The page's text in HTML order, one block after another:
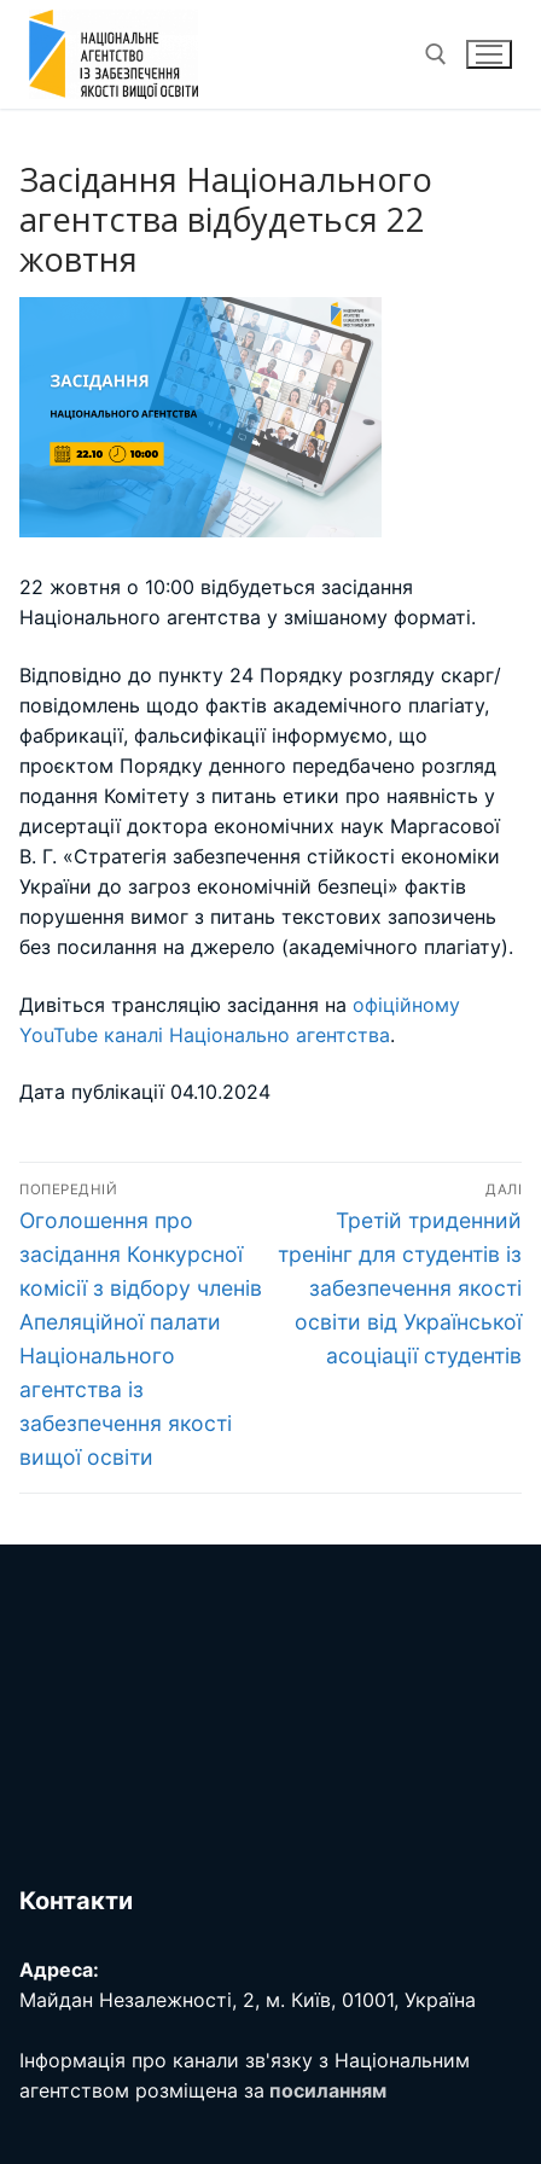
Перейти
вмісту
Засідання Національного
агентства відбудеться 22
жовтня
22 жовтня о 10:00 відбудеться засідання
Національного агентства у змішаному форматі.
Відповідно до пункту 24 Порядку розгляду скарг/
повідомлень щодо фактів академічного плагіату,
фабрикації, фальсифікації інформуємо, що
проєктом Порядку денного передбачено розгляд
подання Комітету з питань етики про наявність у
дисертації доктора економічних наук Маргасової
В. Г. «Стратегія забезпечення стійкості економіки
України до загроз економічній безпеці» фактів
порушення вимог з питань текстових запозичень
без посилання на джерело (академічного плагіату).
Дивіться трансляцію засідання на офіційному
YouTube каналі Національно агентства.
Дата публікації 04.10.2024
Навігація
записів
ПОПЕРЕДНІЙ
Попередній
запис:
Оголошення про
засідання Конкурсної
комісії з відбору членів
Апеляційної палати
Національного
агентства із
забезпечення якості
вищої освіти
ДАЛІ
Наступний
запис:
Третій триденний
тренінг для студентів із
забезпечення якості
освіти від Української
асоціації студентів
Контакти
Адреса:
Майдан Незалежності, 2, м. Київ, 01001, Україна
Інформація про канали зв'язку з Національним
агентством розміщена за посиланням